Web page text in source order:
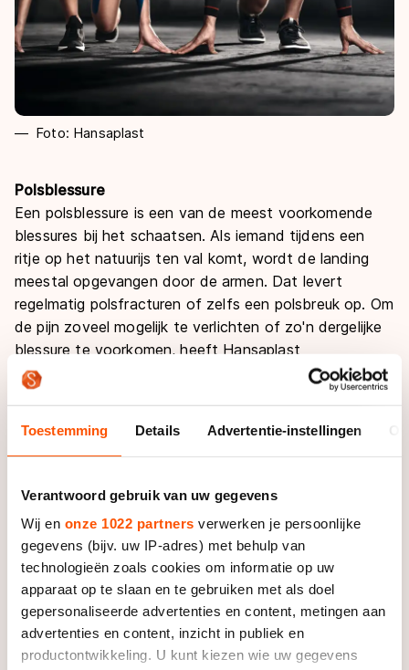
Toestemming Details Advertentie-instellingen
Verantwoord gebruik van uw gegevens
Wij en onze 1022 partners verwerken je persoonlijke
gegevens (bijv. uw IP-adres) met behulp van
technologieën zoals cookies om informatie op uw
apparaat op te slaan en te gebruiken met als doel
gepersonaliseerde advertenties en content, metingen aan
advertenties en content, inzicht in publiek en
productontwikkeling. U kunt kiezen wie uw gegevens
Foto: Hansaplast
Polsblessure
Een polsblessure is een van de meest voorkomende
blessures bij het schaatsen. Als iemand tijdens een
ritje op het natuurijs ten val komt, wordt de landing
meestal opgevangen door de armen. Dat levert
regelmatig polsfracturen of zelfs een polsbreuk op. Om
de pijn zoveel mogelijk te verlichten of zo'n dergelijke
blessure te voorkomen, heeft Hansaplast
een polsbrace ontworpen om compressie en
ondersteuning te geven aan de pols. Bekijk
hiermeer
Rugblessure
schaatsers en toerrijders voor, omdat die heel diep en
gebogen schaatsen. Bijna alle rugklachten zijn
aspecifieke, lage rugklachten. Dit houdt in dat er geen
aantoonbare schade is, maar dat je lichaam een soort
beschermingsreactie geeft, met als gevolg pijn. Dit
gevoel ontstaat vaak door gebrek aan training en
stabiliteit in de rug- en buikspieren. Hansaplast speelt